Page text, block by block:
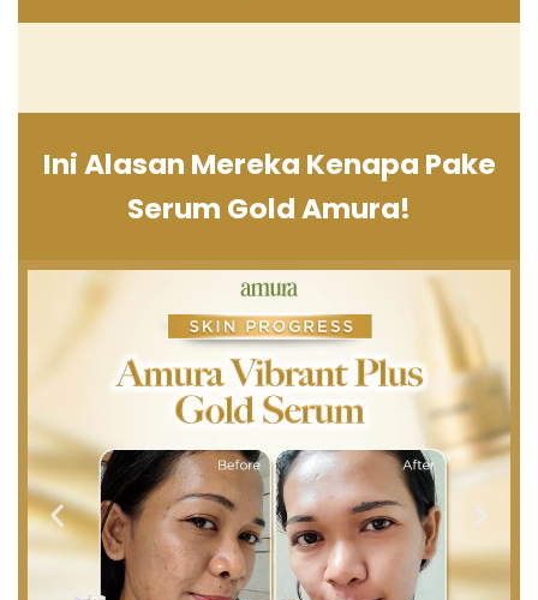
Ini Alasan Mereka Kenapa Pake
Serum Gold Amura!